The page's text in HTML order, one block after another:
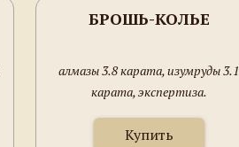
БРОШЬ-КОЛЬЕ
алмазы 3.8 карата, изумруды 3.1
карата, экспертиза.
Купить